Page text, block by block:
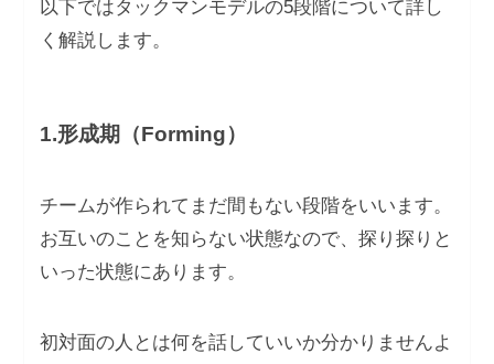
以下ではタックマンモデルの5段階について詳し
く解説します。
1.形成期（Forming）
チームが作られてまだ間もない段階をいいます。
お互いのことを知らない状態なので、探り探りと
いった状態にあります。
初対面の人とは何を話していいか分かりませんよ